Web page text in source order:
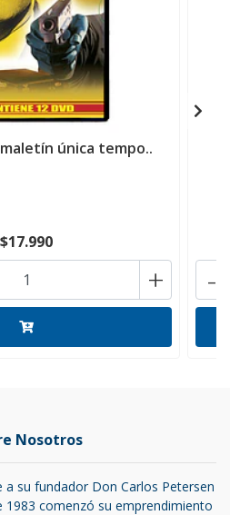
única tempo..
$17.990
+ -
Nosotros
su fundador Don Carlos Petersen
1983 comenzó su emprendimiento